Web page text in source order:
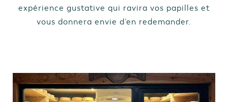
expérience gustative qui ravira vos papilles et
vous donnera envie d’en redemander.